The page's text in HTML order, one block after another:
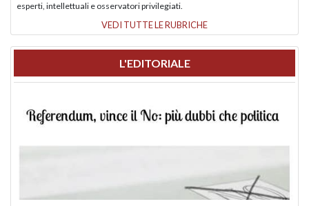
esperti, intellettuali e osservatori privilegiati.
VEDI TUTTE LE RUBRICHE
L'EDITORIALE